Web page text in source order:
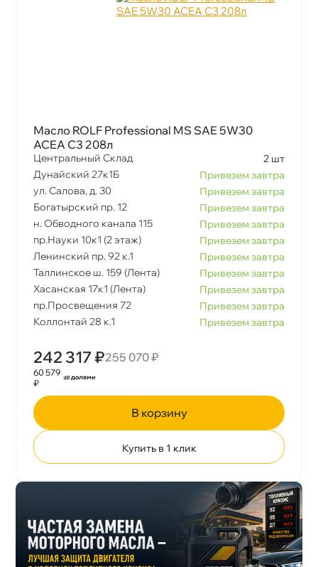
Масло ROLF Professional MS SAE 5W30
ACEA C3 208л
Центральный Склад
2 шт
Дунайский 27к1Б
Привезем завтра
ул. Салова, д. 30
Привезем завтра
Богатырский пр. 12
Привезем завтра
н. Обводного канала 115
Привезем завтра
пр.Науки 10к1 (2 этаж)
Привезем завтра
Ленинский пр. 92 к.1
Привезем завтра
Таллинское ш. 159 (Лента)
Привезем завтра
Хасанская 17к1 (Лента)
Привезем завтра
пр.Просвещения 72
Привезем завтра
Коллонтай 28 к.1
Привезем завтра
242 317 ₽255 070 ₽
60 579
₽
корзину
Купить в 1 клик